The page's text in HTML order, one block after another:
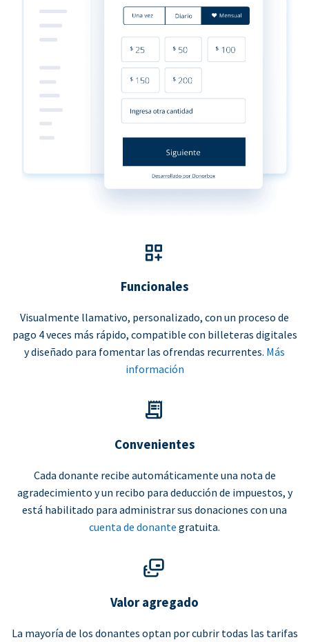
Funcionales
Visualmente llamativo, personalizado, con un proceso de
pago 4 veces más rápido, compatible con billeteras digitales
y diseñado para fomentar las ofrendas recurrentes. Más
información
Convenientes
Cada donante recibe automáticamente una nota de
agradecimiento y un recibo para deducción de impuestos, y
está habilitado para administrar sus donaciones con una
cuenta de donante gratuita.
Valor agregado
La mayoría de los donantes optan por cubrir todas las tarifas